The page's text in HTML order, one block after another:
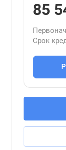
85
Срок